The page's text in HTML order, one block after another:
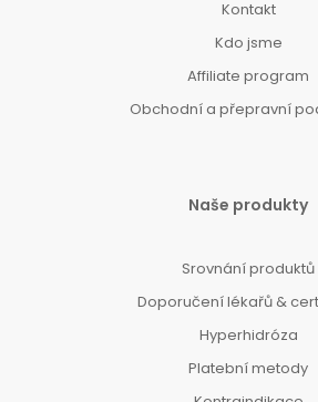
Kontakt
Kdo jsme
Affiliate program
Obchodní a přepravní
Naše produkty
Srovnání produktů
Doporučení lékařů &
Hyperhidróza
Platební metody